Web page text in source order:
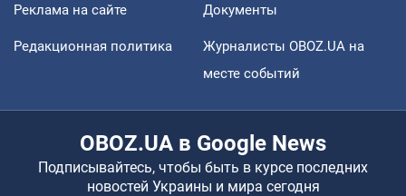
Реклама на сайте Документы
Редакционная политика
Журналисты OBOZ.UA на
месте событий
OBOZ.UA в Google News
Подписывайтесь, чтобы быть в курсе последних
новостей Украины и мира сегодня